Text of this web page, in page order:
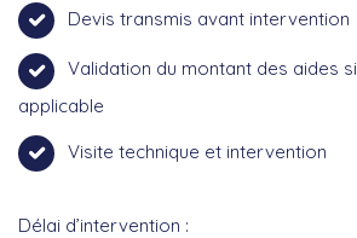
Devis transmis avant intervention
Validation du montant des aides si
applicable
Visite technique et intervention
Délai d’intervention :